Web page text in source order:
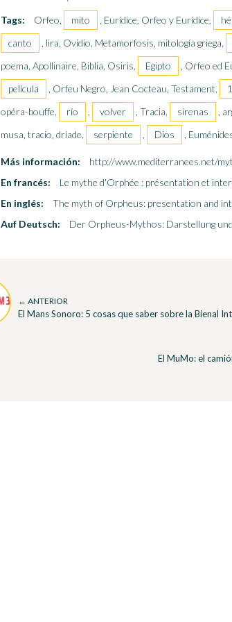
Tags:
Orfeo, mito , Eurídice, Orfeo y Eurídice,
canto
, lira, Ovidio, Metamorfosis, mitología griega,
poema, Apollinaire, Biblia, Osiris,
Egipto
, Orfeo ed
película
, Orfeu Negro, Jean Cocteau, Testament,
opéra-bouffe,
río , volver , Tracia, sirenas ,
musa, tracio, dríade,
serpiente , Dios ,
Más información:
http://www.mediterranees.net/
En francés:
Le mythe d'Orphée : présentation et
En inglés:
The myth of Orpheus: presentation and
Auf Deutsch:
Der Orpheus-Mythos: Darstellung
← ANTERIOR
El Mans Sonoro: 5 cosas que saber sobre la Bienal
El MuMo: el